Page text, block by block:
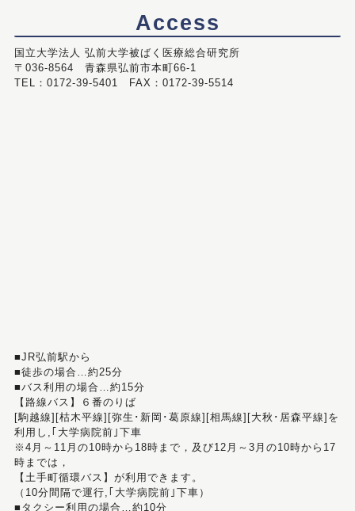
Access
国立大学法人 弘前大学被ばく医療総合研究所
〒036-8564 青森県弘前市本町66-1
TEL：0172-39-5401 FAX：0172-39-5514
■JR弘前駅から
■徒歩の場合…約25分
■バス利用の場合…約15分
【路線バス】６番のりば
[駒越線][枯木平線][弥生･新岡･葛原線][相馬線][大秋･居森平線]を
利用し,｢大学病院前｣下車
※4月～11月の10時から18時まで，及び12月～3月の10時から17
時までは，
【土手町循環バス】が利用できます。
（10分間隔で運行,｢大学病院前｣下車）
■タクシー利用の場合…約10分